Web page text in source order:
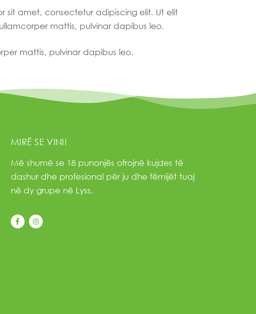
sit amet, consectetur adipiscing elit. Ut elit
mattis, pulvinar dapibus leo.
mattis, pulvinar dapibus leo.
MIRË SE VINI!
Më shumë se 18 punonjës ofrojnë kujdes të
dashur dhe profesional për ju dhe fëmijët tuaj
në dy grupe në Lyss.